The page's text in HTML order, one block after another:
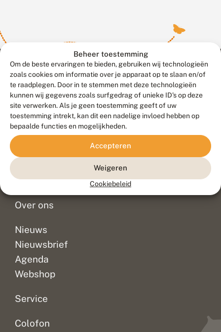
Beheer toestemming
Om de beste ervaringen te bieden, gebruiken wij technologieën
zoals cookies om informatie over je apparaat op te slaan en/of
te raadplegen. Door in te stemmen met deze technologieën
kunnen wij gegevens zoals surfgedrag of unieke ID's op deze
site verwerken. Als je geen toestemming geeft of uw
toestemming intrekt, kan dit een nadelige invloed hebben op
bepaalde functies en mogelijkheden.
Accepteren
Weigeren
Cookiebeleid
Contact
Veelgestelde vragen
Doneer
Over ons
Nieuws
Nieuwsbrief
Agenda
Webshop
Service
Colofon
Meld waarnemingen© 2026 Vlinderstichting
Duurzaam ontwikkeld door
Go2People
, ontworpen door
Blue Field Agency
Privacy
Disclaimer
Sitemap